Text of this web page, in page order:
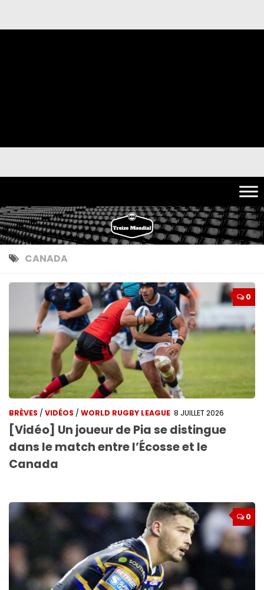
CANADA
0
BRÈVES / VIDÉOS / WORLD RUGBY LEAGUE 8 JUILLET 2026
[Vidéo] Un joueur de Pia se distingue
dans le match entre l’Écosse et le
Canada
0